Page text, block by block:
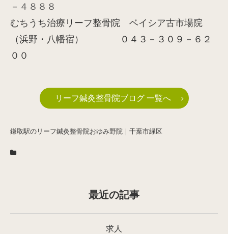
－４８８８
むちうち治療リーフ整骨院 ベイシア古市場院
（浜野・八幡宿） ０４３－３０９－６２
００
リーフ鍼灸整骨院ブログ 一覧へ
鎌取駅のリーフ鍼灸整骨院おゆみ野院｜千葉市緑区
最近の記事
求人